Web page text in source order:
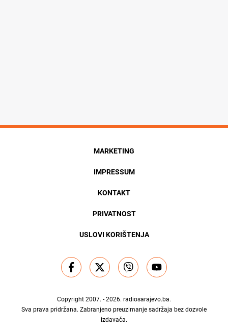
MARKETING
IMPRESSUM
KONTAKT
PRIVATNOST
USLOVI KORIŠTENJA
Copyright 2007. - 2026. radiosarajevo.ba.
Sva prava pridržana. Zabranjeno preuzimanje sadržaja bez dozvole
izdavača.